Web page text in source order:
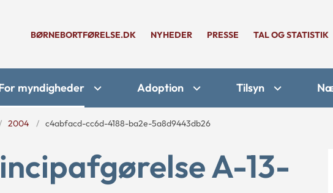
BØRNEBORTFØRELSE.DK NYHEDER PRESSE TAL OG STATISTIK
myndigheder Adoption Tilsyn
2004 c4abfacd-cc6d-4188-ba2e-5a8d9443db26
A-13-